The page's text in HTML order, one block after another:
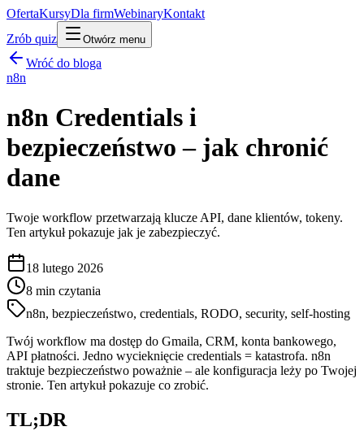
OfertaKursyDla firmWebinaryKontakt
Zrób quiz
Otwórz menu
Wróć do bloga
n8n
n8n Credentials i
bezpieczeństwo – jak chronić
dane
Twoje workflow przetwarzają klucze API, dane klientów, tokeny.
Ten artykuł pokazuje jak je zabezpieczyć.
18 lutego 2026
8 min czytania
n8n, bezpieczeństwo, credentials, RODO, security, self-hosting
Twój workflow ma dostęp do Gmaila, CRM, konta bankowego,
API płatności. Jedno wycieknięcie credentials = katastrofa. n8n
traktuje bezpieczeństwo poważnie – ale konfiguracja leży po Twojej
stronie. Ten artykuł pokazuje co zrobić.
TL;DR